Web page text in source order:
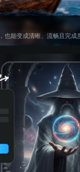
也能变成清晰、流畅且完成